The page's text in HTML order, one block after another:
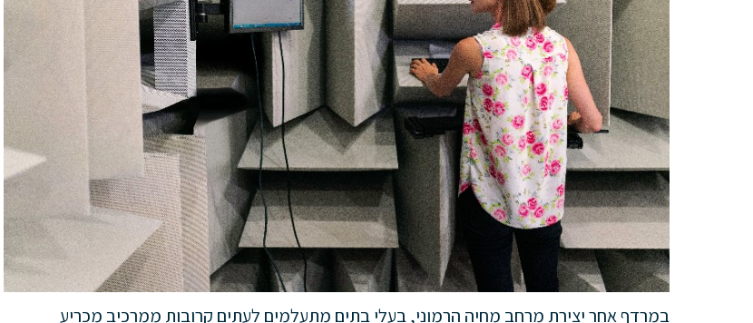
במרדף אחר יצירת מרחב מחיה הרמוני, בעלי בתים מתעלמים לעתים קרובות ממרכיב מכריע